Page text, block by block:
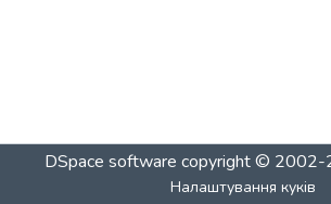
DSpace software copyright © 2002-
Налаштування куків